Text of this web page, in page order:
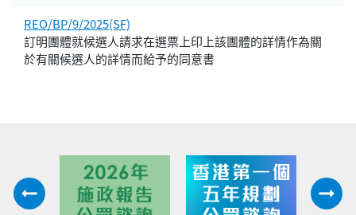
REO/BP/9/2025(SF)
訂明團體就候選人請求在選票上印上該團體的詳情作為關
於有關候選人的詳情而給予的同意書